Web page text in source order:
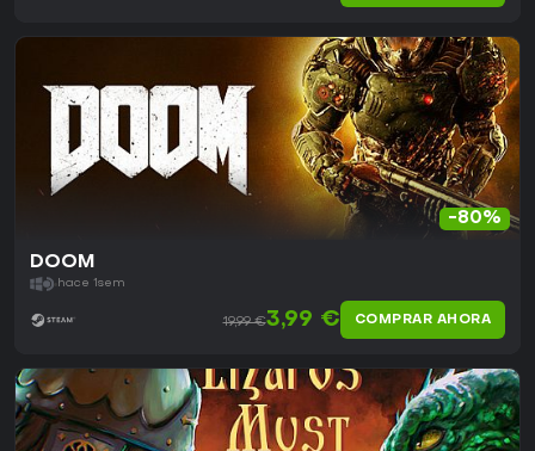
-80%
DOOM
hace 1sem
19,99 €3,99 € COMPRAR AHORA